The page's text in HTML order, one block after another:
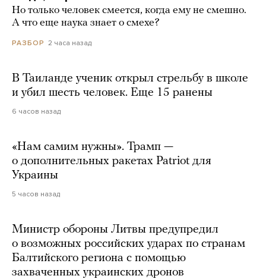
Но только человек смеется, когда ему не смешно.
А что еще наука знает о смехе?
РАЗБОР 2 часа назад
В Таиланде ученик открыл стрельбу в школе
и убил шесть человек. Еще 15 ранены
6 часов назад
«Нам самим нужны». Трамп —
о дополнительных ракетах Patriot для
Украины
5 часов назад
Министр обороны Литвы предупредил
о возможных российских ударах по странам
Балтийского региона с помощью
захваченных украинских дронов